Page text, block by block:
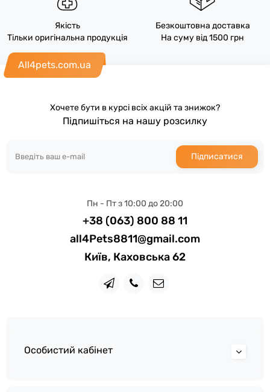
Якість
Тільки оригінальна продукція
Безкоштовна доставка
На суму від 1500 грн
All4pets.com.ua
Хочете бути в курсі всіх акцій та знижок?
Підпишіться на нашу розсилку
Підписатися
Пн - Пт з 10:00 до 20:00
+38 (063) 800 88 11
all4Pets8811@gmail.com
Київ, Каховська 62
Особистий кабінет